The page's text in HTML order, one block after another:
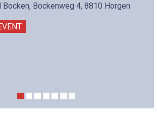
Bocken, Bockenweg 4, 8810 Horgen